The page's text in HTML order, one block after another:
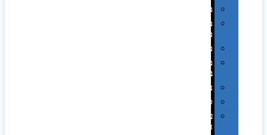
מחברות
מחזיקי
מפתחות
משחקים
מתנה
בפחית
נסיעות
ספורט
על
השולחן…